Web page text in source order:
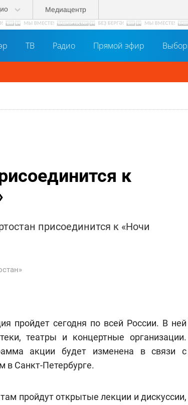
Медиацентр
ТВ Радио Прямой эфир
к
присоединится к «Ночи
пройдет сегодня по всей России. В ней
театры и концертные организации.
акции будет изменена в связи с
в Санкт-Петербурге.
пройдут открытые лекции и дискуссии,